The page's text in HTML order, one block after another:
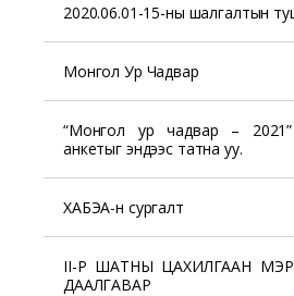
2020.06.01-15-ны шалгалтын
Монгол Ур Чадвар
“Монгол ур чадвар – 2021”
анкетыг эндээс татна уу.
ХАБЭА-н сургалт
II-Р ШАТНЫ ЦАХИЛГААН
ДААЛГАВАР